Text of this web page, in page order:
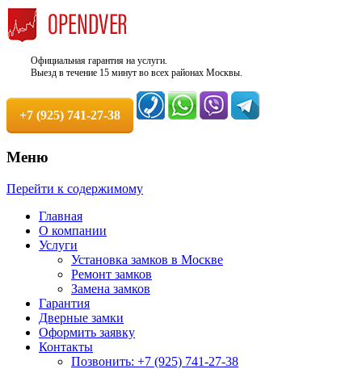
Официальная гарантия на услуги.
Выезд в течение 15 минут во всех районах Москвы.
+7 (925) 741-27-38
Служба вскрытия и ремонта
замков +7 (925) 741-27-38
Круглосуточно. 100% Гарантия!
Меню
Перейти к содержимому
Главная
О компании
Услуги
Установка замков в Москве
Ремонт замков
Замена замков
Гарантия
Дверные замки
Оформить заявку
Контакты
Позвонить: +7 (925) 741-27-38